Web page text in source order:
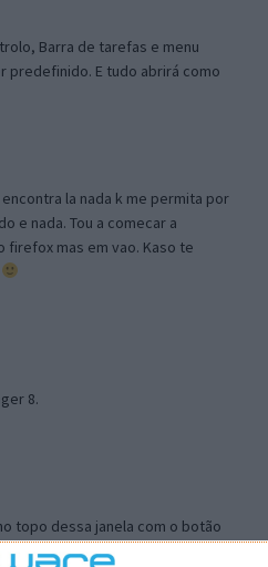
Barra de tarefas e menu
predefinido. E tudo abrirá como
la nada k me permita por
e nada. Tou a comecar a
mas em vao. Kaso te
8.
topo dessa janela com o botão
botão ‘Personalizar’ aí